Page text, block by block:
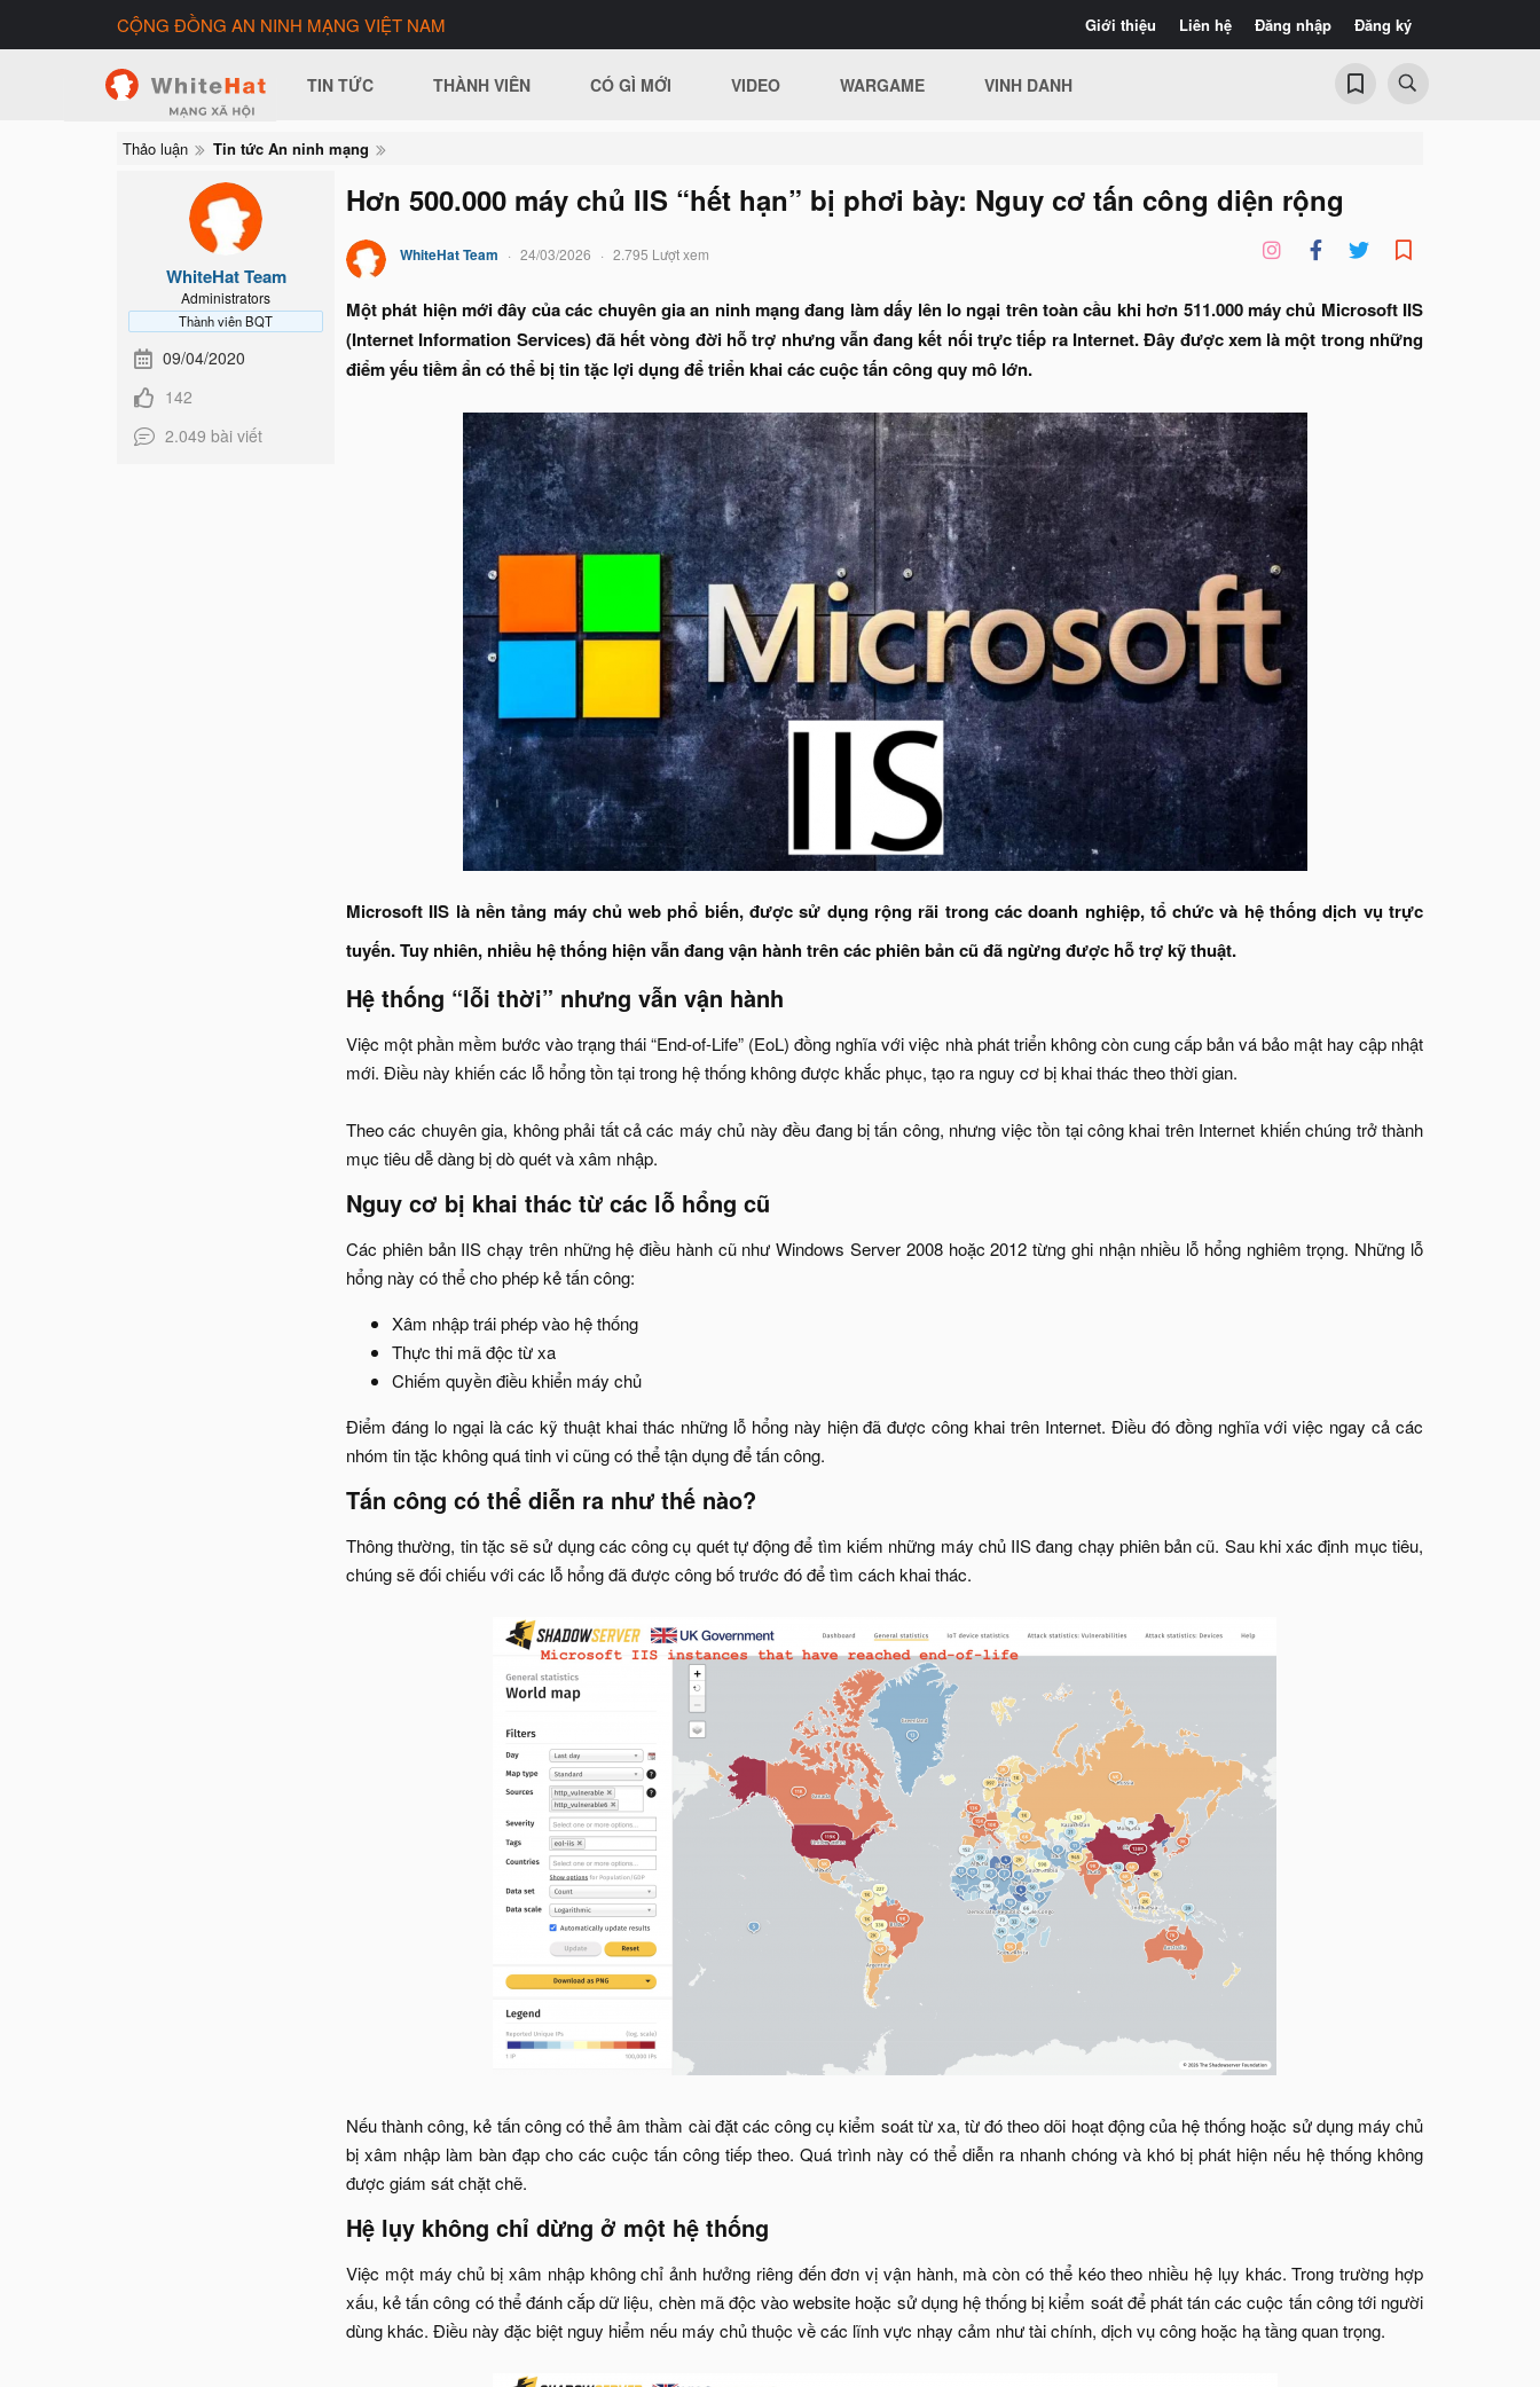
Giới thiệu Liên hệ Đăng nhập Đăng ký
CỘNG ĐỒNG AN NINH MẠNG VIỆT NAM
TIN TỨC THÀNH VIÊN CÓ GÌ MỚI VIDEO WARGAME VINH DANH
Thảo luận Tin tức An ninh mạng
WhiteHat Team
Administrators
Thành viên BQT
09/04/2020
142
2.049 bài viết
Hơn 500.000 máy chủ IIS “hết hạn” bị phơi bày: Nguy cơ tấn công diện rộng
WhiteHat Team 24/03/2026 2.795 Lượt xem
Một phát hiện mới đây của các chuyên gia an ninh mạng đang làm dấy lên lo ngại trên toàn cầu khi hơn 511.000 máy chủ Microsoft IIS
(Internet Information Services) đã hết vòng đời hỗ trợ nhưng vẫn đang kết nối trực tiếp ra Internet. Đây được xem là một trong những
điểm yếu tiềm ẩn có thể bị tin tặc lợi dụng để triển khai các cuộc tấn công quy mô lớn.
Microsoft IIS là nền tảng máy chủ web phổ biến, được sử dụng rộng rãi trong các doanh nghiệp, tổ chức và hệ thống dịch vụ trực
tuyến. Tuy nhiên, nhiều hệ thống hiện vẫn đang vận hành trên các phiên bản cũ đã ngừng được hỗ trợ kỹ thuật.
Hệ thống “lỗi thời” nhưng vẫn vận hành​
Việc một phần mềm bước vào trạng thái “End-of-Life” (EoL) đồng nghĩa với việc nhà phát triển không còn cung cấp bản vá bảo mật hay cập nhật
mới. Điều này khiến các lỗ hổng tồn tại trong hệ thống không được khắc phục, tạo ra nguy cơ bị khai thác theo thời gian.
Theo các chuyên gia, không phải tất cả các máy chủ này đều đang bị tấn công, nhưng việc tồn tại công khai trên Internet khiến chúng trở thành
mục tiêu dễ dàng bị dò quét và xâm nhập.​
Nguy cơ bị khai thác từ các lỗ hổng cũ​
Các phiên bản IIS chạy trên những hệ điều hành cũ như Windows Server 2008 hoặc 2012 từng ghi nhận nhiều lỗ hổng nghiêm trọng. Những lỗ
hổng này có thể cho phép kẻ tấn công:​
Xâm nhập trái phép vào hệ thống​
Thực thi mã độc từ xa​
Chiếm quyền điều khiển máy chủ​
Điểm đáng lo ngại là các kỹ thuật khai thác những lỗ hổng này hiện đã được công khai trên Internet. Điều đó đồng nghĩa với việc ngay cả các
nhóm tin tặc không quá tinh vi cũng có thể tận dụng để tấn công.​
Tấn công có thể diễn ra như thế nào?​
Thông thường, tin tặc sẽ sử dụng các công cụ quét tự động để tìm kiếm những máy chủ IIS đang chạy phiên bản cũ. Sau khi xác định mục tiêu,
chúng sẽ đối chiếu với các lỗ hổng đã được công bố trước đó để tìm cách khai thác.
Nếu thành công, kẻ tấn công có thể âm thầm cài đặt các công cụ kiểm soát từ xa, từ đó theo dõi hoạt động của hệ thống hoặc sử dụng máy chủ
bị xâm nhập làm bàn đạp cho các cuộc tấn công tiếp theo. Quá trình này có thể diễn ra nhanh chóng và khó bị phát hiện nếu hệ thống không
được giám sát chặt chẽ.​
Hệ lụy không chỉ dừng ở một hệ thống​
Việc một máy chủ bị xâm nhập không chỉ ảnh hưởng riêng đến đơn vị vận hành, mà còn có thể kéo theo nhiều hệ lụy khác. Trong trường hợp
xấu, kẻ tấn công có thể đánh cắp dữ liệu, chèn mã độc vào website hoặc sử dụng hệ thống bị kiểm soát để phát tán các cuộc tấn công tới người
dùng khác. Điều này đặc biệt nguy hiểm nếu máy chủ thuộc về các lĩnh vực nhạy cảm như tài chính, dịch vụ công hoặc hạ tầng quan trọng.